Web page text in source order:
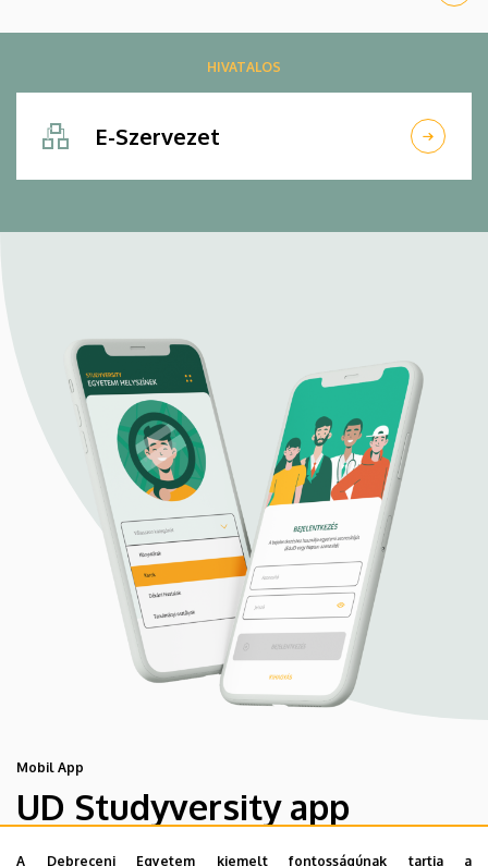
HIVATALOS
E-Szervezet
Mobil App
UD Studyversity app
A Debreceni Egyetem kiemelt fontosságúnak tartja a